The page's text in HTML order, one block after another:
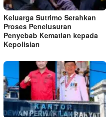
Keluarga Sutrimo Serahkan
Proses Penelusuran
Penyebab Kematian kepada
Kepolisian